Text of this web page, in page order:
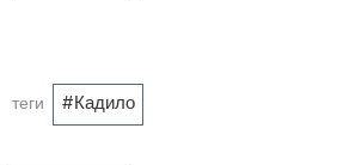
теги Кадило